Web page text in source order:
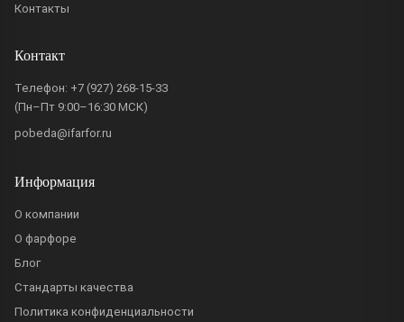
Контакты
Контакт
Телефон: +7 (927) 268-15-33
(Пн–Пт 9:00–16:30 МСК)
pobeda@ifarfor.ru
Информация
О компании
О фарфоре
Блог
Стандарты качества
Политика конфиденциальности